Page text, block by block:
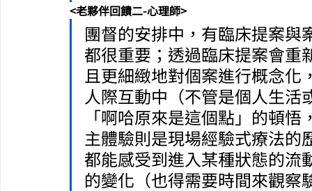
<老夥伴回饋二-心理師>
團督的安排中，有臨床提案與
都很重要；透過臨床提案會重
且更細緻地對個案進行概念化
人際互動中（不管是個人生活
「啊哈原來是這個點」的頓
主體驗則是現場經驗式療法的
都能感受到進入某種狀態的流
的變化（也得需要時間來觀察